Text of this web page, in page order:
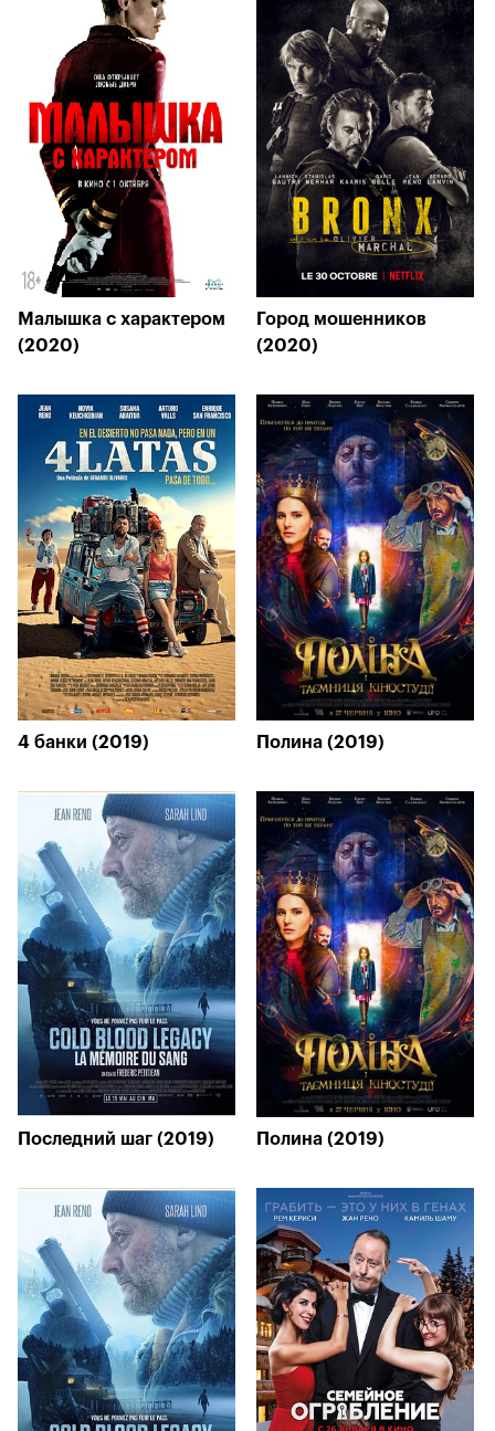
Малышка с характером
(2020)
Город мошенников
(2020)
4 банки (2019) Полина (2019)
Последний шаг (2019) Полина (2019)